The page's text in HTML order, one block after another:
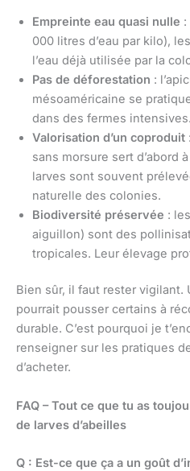
Empreinte eau quasi nulle
000 litres d’eau par kilo),
l’eau déjà utilisée par la
Pas de déforestation :
mésoaméricaine se
dans des fermes intensives.
Valorisation d’un coproduit
sans morsure sert d’abord
larves sont souvent
naturelle des colonies.
Biodiversité préservée :
aiguillon) sont des
tropicales. Leur élevage
Bien sûr, il faut rester vigilant.
pourrait pousser certains à
durable. C’est pourquoi je
renseigner sur les pratiques
d’acheter.
FAQ – Tout ce que tu as
de larves d’abeilles
Q : Est-ce que ça a un goût